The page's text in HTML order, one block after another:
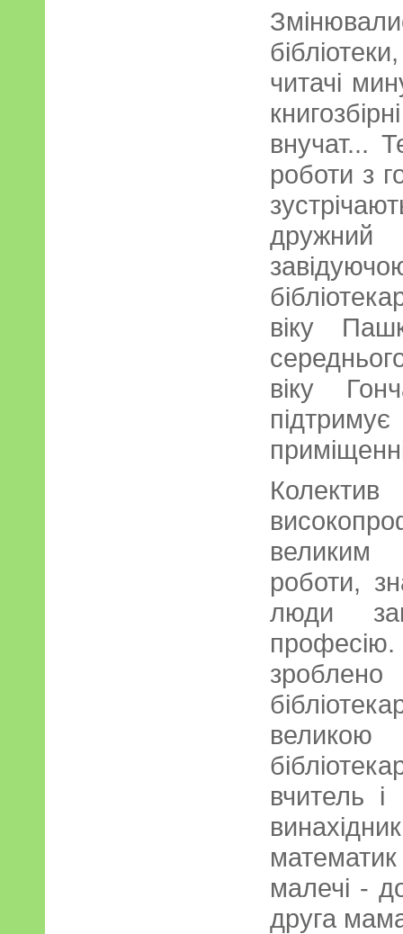
читачі
внучат...
роботи з
віку
віку
великим
роботи,
люди
вчитель і
малечі -
друга